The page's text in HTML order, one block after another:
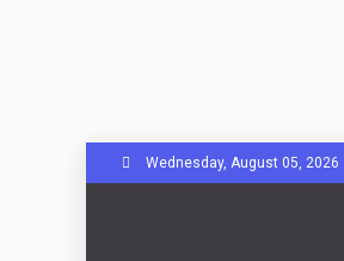
to
Wednesday, August 05, 2026